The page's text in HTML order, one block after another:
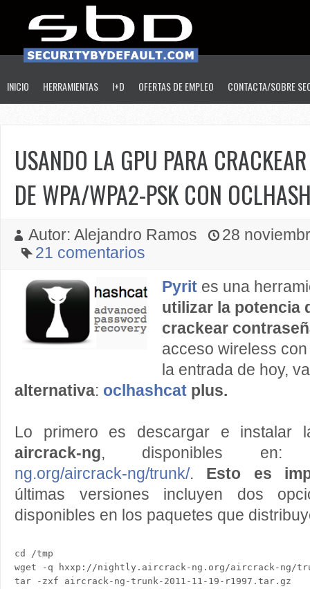
INICIO HERRAMIENTAS I+D OFERTAS DE EMPLEO CONTACTA/SOBRE
USANDO LA GPU PARA
DE WPA/WPA2-PSK CON
Autor: Alejandro Ramos
28
21 comentarios
Pyrit es una
utilizar la potencia
crackear
acceso wireless
la entrada de hoy,
alternativa: oclhashcat plus.
Lo primero es descargar e instalar
aircrack-ng, disponibles
ng.org/aircrack-ng/trunk/. Esto es
últimas versiones incluyen dos
disponibles en los paquetes que
cd /tmp
wget -q hxxp://nightly.aircrack-ng.org/aircrack-ng/
tar -zxf aircrack-ng-trunk-2011-11-19-r1997.tar.gz